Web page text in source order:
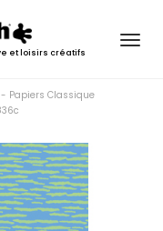
et loisirs créatifs
- Papiers Classique